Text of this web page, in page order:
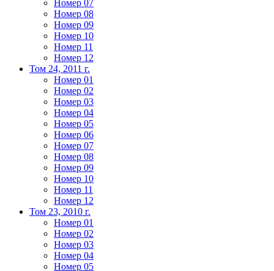
Номер 07
Номер 08
Номер 09
Номер 10
Номер 11
Номер 12
Том 24, 2011 г.
Номер 01
Номер 02
Номер 03
Номер 04
Номер 05
Номер 06
Номер 07
Номер 08
Номер 09
Номер 10
Номер 11
Номер 12
Том 23, 2010 г.
Номер 01
Номер 02
Номер 03
Номер 04
Номер 05